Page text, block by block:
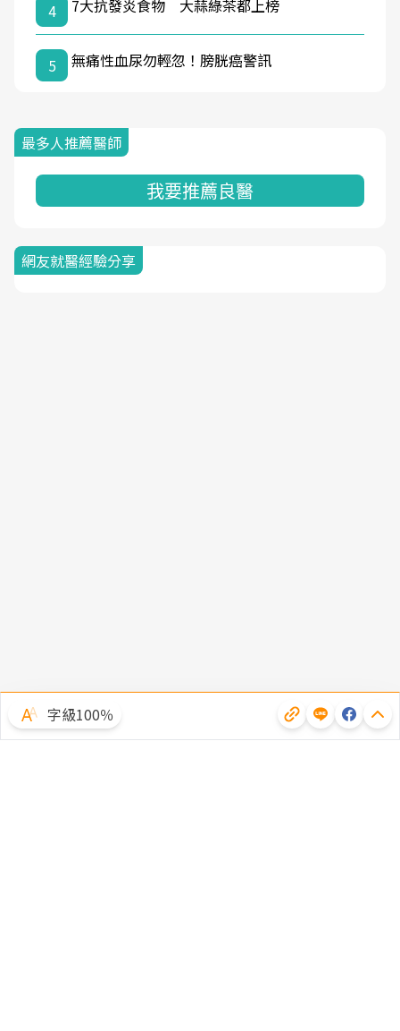
4
7大抗發炎食物 大蒜綠茶都上榜
5 無痛性血尿勿輕忽！膀胱癌警訊
最多人推薦醫師
我要推薦良醫
網友就醫經驗分享
字級100％